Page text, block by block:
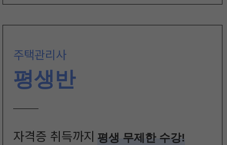
주택관리사
평생반
자격증 취득까지 평생 무제한 수강!